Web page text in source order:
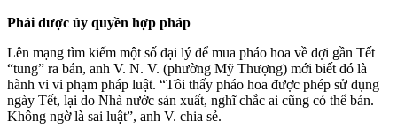
Phải được ủy quyền hợp pháp
Lên mạng tìm kiếm một số đại lý để mua pháo hoa về đợi gần Tết
“tung” ra bán, anh V. N. V. (phường Mỹ Thượng) mới biết đó là
hành vi vi phạm pháp luật. “Tôi thấy pháo hoa được phép sử dụng
ngày Tết, lại do Nhà nước sản xuất, nghĩ chắc ai cũng có thể bán.
Không ngờ là sai luật”, anh V. chia sẻ.